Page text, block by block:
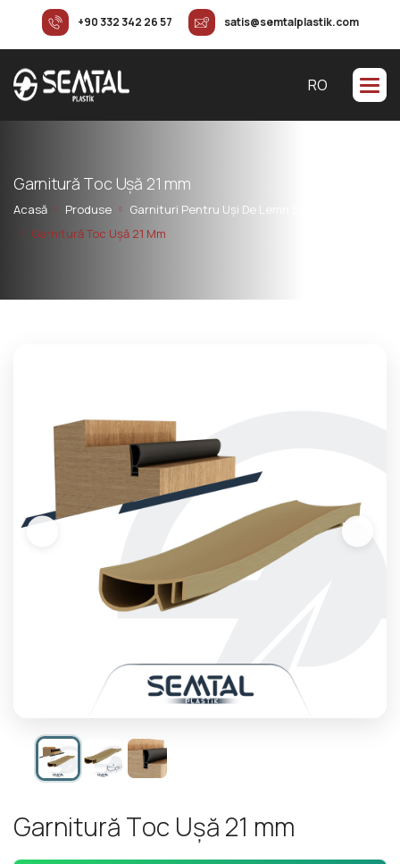
+90 332 342 26 57 satis@semtalplastik.com
RO
Garnitură Toc Ușă 21 mm
Acasă Produse
Garnituri Pentru Uși De Lemn Și Mobilier
Garnitură Toc Ușă 21 Mm
Garnitură Toc Ușă 21 mm